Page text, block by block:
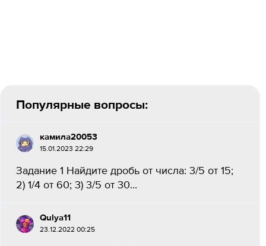
Популярные вопросы:
камила20053
15.01.2023 22:29
Задание 1 Найдите дробь от числа: 3/5 от 15;
2) 1/4 от 60; 3) 3/5 от 30...
Qulya11
23.12.2022 00:25